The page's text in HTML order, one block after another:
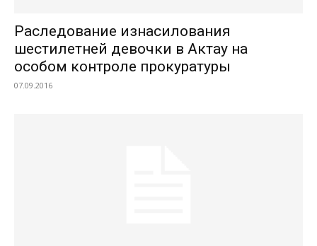
Раследование изнасилования
шестилетней девочки в Актау на
особом контроле прокуратуры
07.09.2016